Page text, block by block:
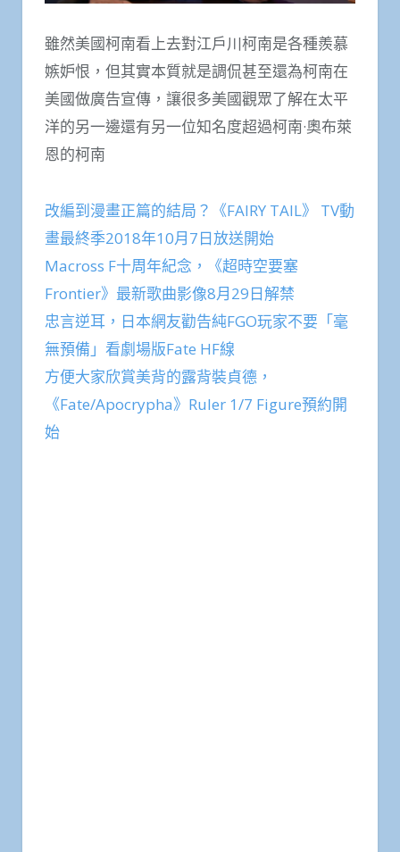
雖然美國柯南看上去對江戶川柯南是各種羨慕
嫉妒恨，但其實本質就是調侃甚至還為柯南在
美國做廣告宣傳，讓很多美國觀眾了解在太平
洋的另一邊還有另一位知名度超過柯南·奧布萊
恩的柯南
改編到漫畫正篇的結局？《FAIRY TAIL》 TV動
畫最終季2018年10月7日放送開始
Macross F十周年紀念，《超時空要塞
Frontier》最新歌曲影像8月29日解禁
忠言逆耳，日本網友勸告純FGO玩家不要「毫
無預備」看劇場版Fate HF線
方便大家欣賞美背的露背裝貞德，
《Fate/Apocrypha》Ruler 1/7 Figure預約開
始